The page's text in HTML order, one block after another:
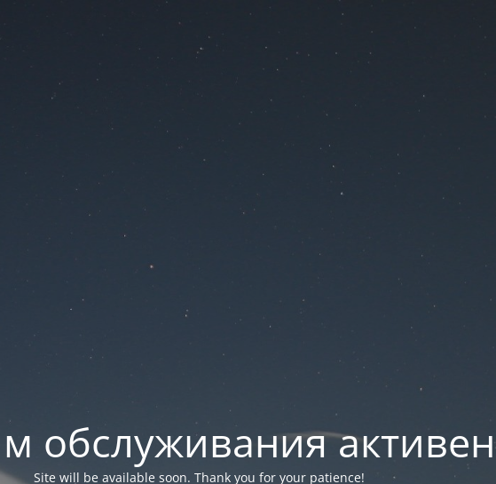
обслуживания активен
Site will be available soon. Thank you for your patience!